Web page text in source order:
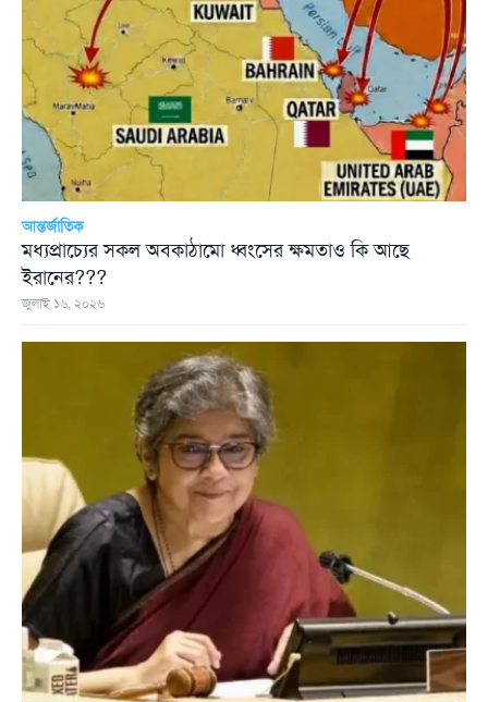
আন্তর্জাতিক
মধ্যপ্রাচ্যের সকল অবকাঠামো ধ্বংসের ক্ষমতাও কি আছে
ইরানের???
জুলাই ১৬, ২০২৬